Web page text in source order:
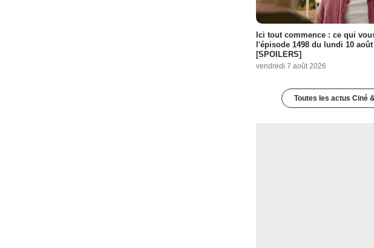
Ici tout commence : ce qui
l'épisode 1498 du lundi 10 août
[SPOILERS]
vendredi 7 août 2026
Toutes les actus Ciné